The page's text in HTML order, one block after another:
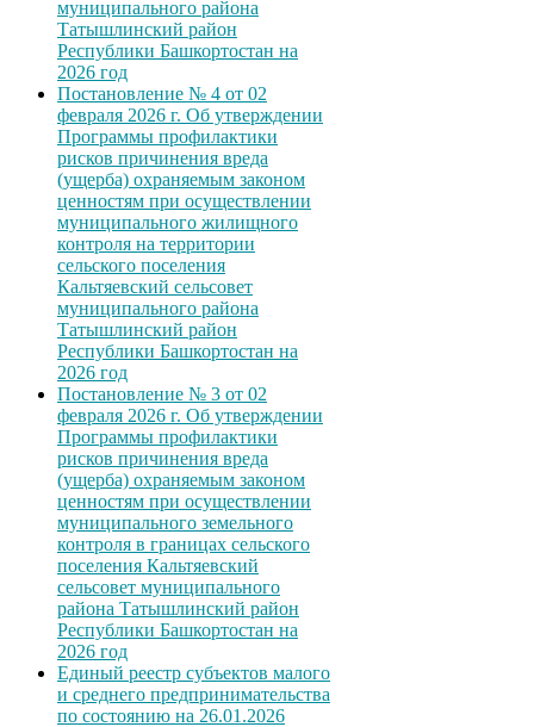
муниципального района
Татышлинский район
Республики Башкортостан на
2026 год
Постановление № 4 от 02
февраля 2026 г. Об утверждении
Программы профилактики
рисков причинения вреда
(ущерба) охраняемым законом
ценностям при осуществлении
муниципального жилищного
контроля на территории
сельского поселения
Кальтяевский сельсовет
муниципального района
Татышлинский район
Республики Башкортостан на
2026 год
Постановление № 3 от 02
февраля 2026 г. Об утверждении
Программы профилактики
рисков причинения вреда
(ущерба) охраняемым законом
ценностям при осуществлении
муниципального земельного
контроля в границах сельского
поселения Кальтяевский
сельсовет муниципального
района Татышлинский район
Республики Башкортостан на
2026 год
Единый реестр субъектов малого
и среднего предпринимательства
по состоянию на 26.01.2026